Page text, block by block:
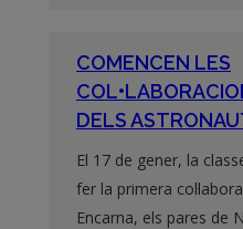
COMENCEN LES
DELS
El 17 de gener, la
fer la primera
Encarna, els pares de